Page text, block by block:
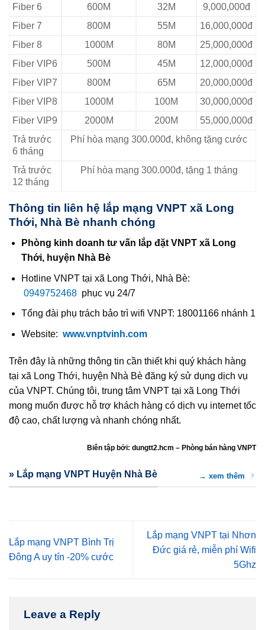
Fiber 6
600M 32M
9,000,000đ
Fiber 7
800M 55M
16,000,000đ
Fiber 8
1000M 80M
25,000,000đ
Fiber VIP6
500M 45M
12,000,000đ
Fiber VIP7
800M 65M
20,000,000đ
Fiber VIP8
1000M 100M
30,000,000đ
Fiber VIP9
2000M 200M
55,000,000đ
Trả trước
6 tháng
Phí hòa mạng 300.000đ, không tặng cước
Trả trước
12 tháng
Phí hòa mạng 300.000đ, tặng 1 tháng
Thông tin liên hệ lắp mạng VNPT xã Long
Thới, Nhà Bè nhanh chóng
Phòng kinh doanh tư vấn lắp đặt VNPT xã Long
Thới, huyện Nhà Bè
Hotline VNPT tại xã Long Thới, Nhà Bè:
0949752468 phục vụ 24/7
Tổng đài phụ trách bảo trì wifi VNPT: 18001166 nhánh 1
Website: www.vnptvinh.com
Trên đây là những thông tin cần thiết khi quý khách hàng
tại xã Long Thới, huyện Nhà Bè đăng ký sử dụng dịch vụ
của VNPT. Chúng tôi, trung tâm VNPT tại xã Long Thới
mong muốn được hỗ trợ khách hàng có dịch vụ internet tốc
độ cao, chất lượng và nhanh chóng nhất.
Biên tập bởi: dungtt2.hcm – Phòng bán hàng VNPT
» Lắp mạng VNPT Huyện Nhà Bè → xem thêm
Lắp mạng VNPT Bình Trị
Đông A uy tín -20% cước
Lắp mạng VNPT tại Nhơn
Đức giá rẻ, miễn phí Wifi
5Ghz
Leave a Reply